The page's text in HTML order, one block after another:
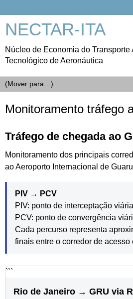
NECTAR-ITA
Núcleo de Economia do Transporte
Tecnológico de Aeronáutica
Monitoramento tráfego
Tráfego de chegada ao
Monitoramento dos principais
ao Aeroporto Internacional de
PIV → PCV
PIV: ponto de interceptação
PCV: ponto de convergência
Cada percurso representa
finais entre o corredor de acesso
```
Rio de Janeiro → GRU via